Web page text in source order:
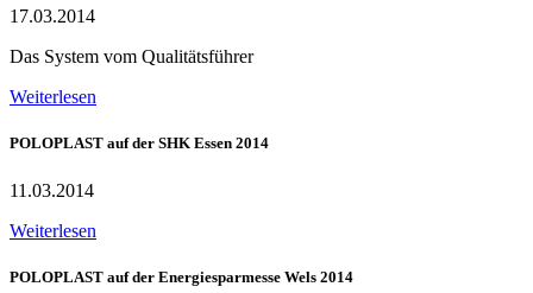
17.03.2014
Das System vom Qualitätsführer
Weiterlesen
POLOPLAST auf der SHK Essen 2014
11.03.2014
Weiterlesen
POLOPLAST auf der Energiesparmesse Wels 2014